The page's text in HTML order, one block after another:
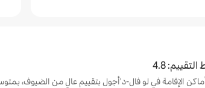
4.8
الإقامة في لو فال-د'أجول بتقييم عالٍ من الضيوف، بمتوسط 4.8